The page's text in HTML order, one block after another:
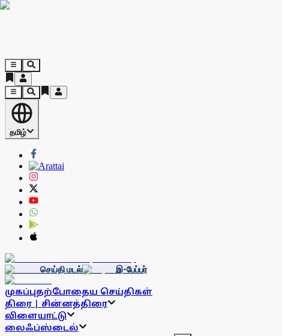
தமிழ்
செய்தி மடல் இ-பேப்பர்
முகப்புதற்போதைய செய்திகள்
திரை | சின்னத்திரை
விளையாட்டு
லைஃப்ஸ்டைல்